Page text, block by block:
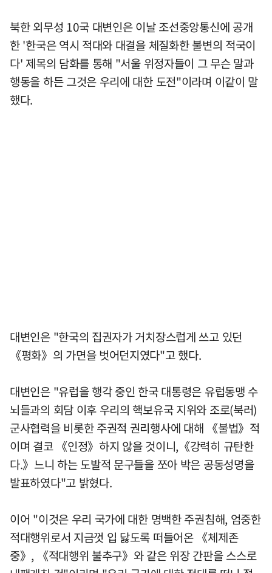
북한 외무성 10국 대변인은 이날 조선중앙통신에 공개
한 '한국은 역시 적대와 대결을 체질화한 불변의 적국이
다' 제목의 담화를 통해 "서울 위정자들이 그 무슨 말과
행동을 하든 그것은 우리에 대한 도전"이라며 이같이 말
했다.
대변인은 "한국의 집권자가 거치장스럽게 쓰고 있던
《평화》의 가면을 벗어던지였다"고 했다.
대변인은 "유럽을 행각 중인 한국 대통령은 유럽동맹 수
뇌들과의 회담 이후 우리의 핵보유국 지위와 조로(북러)
군사협력을 비롯한 주권적 권리행사에 대해 《불법》적
이며 결코 《인정》하지 않을 것이니,《강력히 규탄한
다.》느니 하는 도발적 문구들을 쪼아 박은 공동성명을
발표하였다"고 밝혔다.
이어 "이것은 우리 국가에 대한 명백한 주권침해, 엄중한
적대행위로서 지금껏 입 닳도록 떠들어온 《체제존
중》, 《적대행위 불추구》와 같은 위장 간판을 스스로